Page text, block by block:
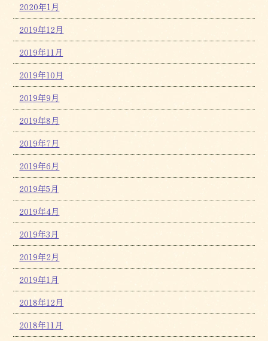
2020年1月
2019年12月
2019年11月
2019年10月
2019年9月
2019年8月
2019年7月
2019年6月
2019年5月
2019年4月
2019年3月
2019年2月
2019年1月
2018年12月
2018年11月